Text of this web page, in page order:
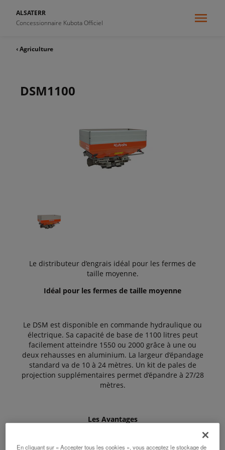
ALSATERR
Concessionnaire Kubota Officiel
‹ Agriculture
DSM1100
Le distributeur d’engrais idéal pour les fermes de
taille moyenne.
Idéal pour les fermes de taille moyenne
Le DSM est disponible en commande hydraulique ou
électrique. Sa capacité de base de 1100 litres peut
facilement atteindre 1550 ou 2000 grâce à une ou
deux rehausses en aluminium. La largeur d’épandage
standard va de 10 à 24 mètres. Un kit de pales de
projection supplémentaires permet d’épandre à 27/28
mètres.
Les Avantages
En cliquant sur « Accepter tous les cookies », vous acceptez le stockage de